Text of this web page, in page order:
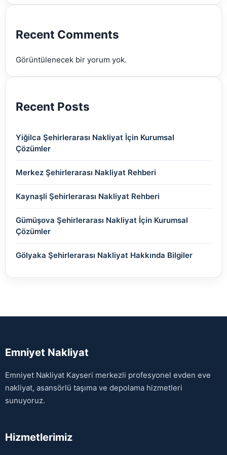
(2)(2)
(2)
Recent Comments
Görüntülenecek bir yorum yok.
Recent Posts
Yiğilca Şehirlerarası Nakliyat İçin Kurumsal
Çözümler
Merkez Şehirlerarası Nakliyat Rehberi
Kaynaşli Şehirlerarası Nakliyat Rehberi
Gümüşova Şehirlerarası Nakliyat İçin Kurumsal
Çözümler
Gölyaka Şehirlerarası Nakliyat Hakkında Bilgiler
Emniyet Nakliyat
Emniyet Nakliyat Kayseri merkezli profesyonel evden eve
nakliyat, asansörlü taşıma ve depolama hizmetleri
sunuyoruz.
Hizmetlerimiz